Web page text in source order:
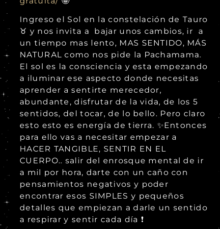
Ingreso el Sol en la constelación de Tauro
♉ y nos invita a bajar unos cambios, ir a
un tiempo mas lento, MAS SENTIDO, MÁS
NATURAL como nos pide la Pachamama.
El sol es la consciencia y esta empezando
a iluminar ese aspecto donde necesitas
aprender a sentirte merecedor,
abundante, disfrutar de la vida, de los 5
sentidos, del tocar, de lo bello. Pero claro
esto esto es energía de tierra. ✨Entonces
para ello vas a necesitar empezar a
HACER TANGIBLE, SENTIR EN EL
CUERPO.. salir del enrosque mental de ir
a mil por hora, darte con un caño con
pensamientos negativos y poder
encontrar esos SIMPLES y pequeños
detalles que empiezan a darle un sentido
a respirar y sentir cada día ❗